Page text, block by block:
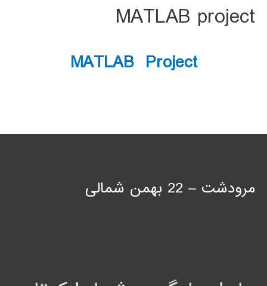
MATLAB project
MATLAB Project
مرودشت – 22 بهمن شمالی